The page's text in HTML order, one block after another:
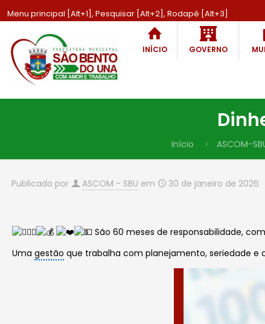
Menu principal [Alt+1], Pesquisar [Alt+2], Rodapé [Alt+3]
INÍCIO GOVERNO
Início ASCOM-
Publicado por ASCOM - SBU em 30 de janeiro de 2026
São 60 meses de responsabilidade,
Umagestão que trabalha com planejamento, seriedade